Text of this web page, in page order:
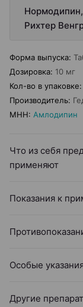
Рихтер
Форма выпуска:
Дозировка: 10 мг
Кол-во в упаковке:
Производитель:
МНН: Амлодипин
Что из себя
применяют
Показания к
Особые
Другие